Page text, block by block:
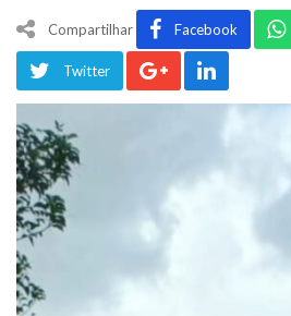
Compartilhar Facebook
Twitter